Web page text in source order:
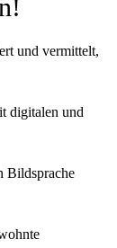
und vermittelt,
digitalen und
Bildsprache